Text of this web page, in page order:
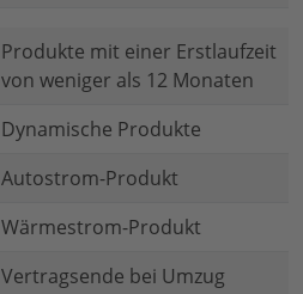
Produkte mit einer Erstlaufzeit
von weniger als 12 Monaten
Dynamische Produkte
Autostrom-Produkt
Wärmestrom-Produkt
Vertragsende bei Umzug